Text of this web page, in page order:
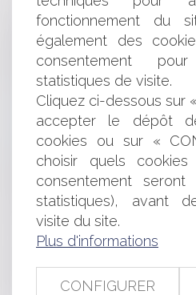
Refus de prescrire à un
autre traitement que celui qu’il
patient
Transfert des zones
de l'évaluation financière et
Collectivités publiques :
exécutoire après expertise
Affaire Vincent Lambert : le
prononcer sur l’engagement
d'arrêt des traitements
Incidents climatiques :
fermage
Conseiller intéressé :
Local professionnel et
requise si l'usage devient
Éditions Francis Lefebvre
fonctionnement du
également des
consentement
statistiques de visite.
Cliquez ci-dessous sur
accepter le dépôt
cookies ou sur «
choisir quels
consentement seront
statistiques), avant
visite du site.
Plus d'informations
CONFIGURER